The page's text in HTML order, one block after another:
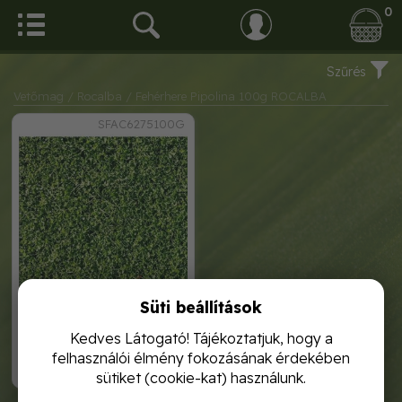
0
Szűrés
Vetőmag / Rocalba
/ Fehérhere Pipolina 100g ROCALBA
SFAC6275100G
2 780,-
fehérhere pipolina 100g
rocalba
Süti beállítások
Kedves Látogató! Tájékoztatjuk, hogy a
felhasználói élmény fokozásának érdekében
sütiket (cookie-kat) használunk.